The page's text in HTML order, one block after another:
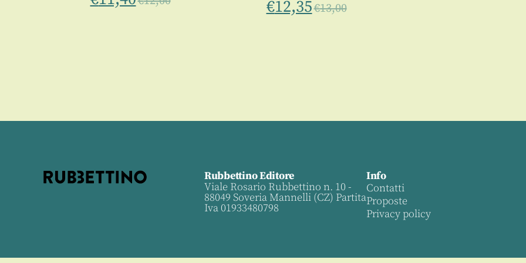
€12,35€13,00
Rubbettino Editore
Viale Rosario Rubbettino n. 10 -
88049 Soveria Mannelli (CZ) Partita
Iva 01933480798
Info
Contatti
Proposte
Privacy policy